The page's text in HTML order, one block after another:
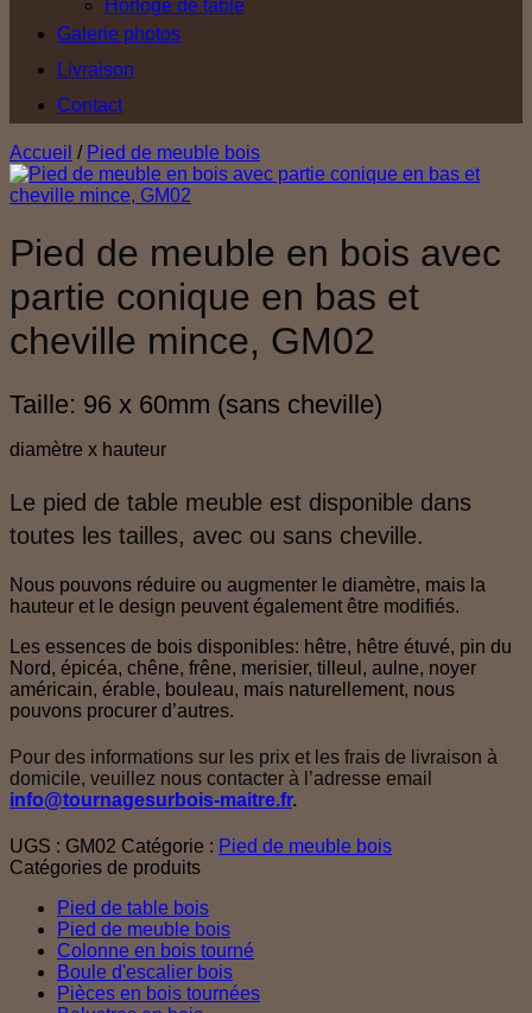
Horloge de table
Galerie photos
Livraison
Contact
Accueil / Pied de meuble bois
Pied de meuble en bois avec
partie conique en bas et
cheville mince, GM02
Taille: 96 x 60mm (sans cheville)
diamètre x hauteur
Le pied de table meuble est disponible dans
toutes les tailles, avec ou sans cheville.
Nous pouvons réduire ou augmenter le diamètre, mais la
hauteur et le design peuvent également être modifiés.
Les essences de bois disponibles: hêtre, hêtre étuvé, pin du
Nord, épicéa, chêne, frêne, merisier, tilleul, aulne, noyer
américain, érable, bouleau, mais naturellement, nous
pouvons procurer d’autres.
Pour des informations sur les prix et les frais de livraison à
domicile, veuillez nous contacter à l’adresse email
info@tournagesurbois-maitre.fr.
UGS : GM02 Catégorie : Pied de meuble bois
Catégories de produits
Pied de table bois
Pied de meuble bois
Colonne en bois tourné
Boule d'escalier bois
Pièces en bois tournées